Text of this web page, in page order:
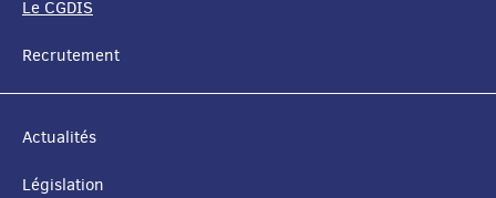
Le CGDIS
Recrutement
Actualités
Législation